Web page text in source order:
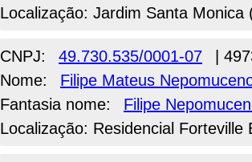
Localização: Jardim Santa
CNPJ: 49.730.535/0001-07
|
Nome:
Filipe Mateus
Fantasia nome:
Filipe
Localização: Residencial